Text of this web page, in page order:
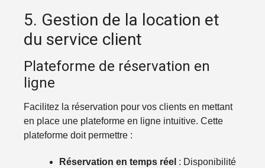
5. Gestion de la location et
du service client
Plateforme de réservation en
ligne
Facilitez la réservation pour vos clients en mettant
en place une plateforme en ligne intuitive. Cette
plateforme doit permettre :
Réservation en temps réel : Disponibilité